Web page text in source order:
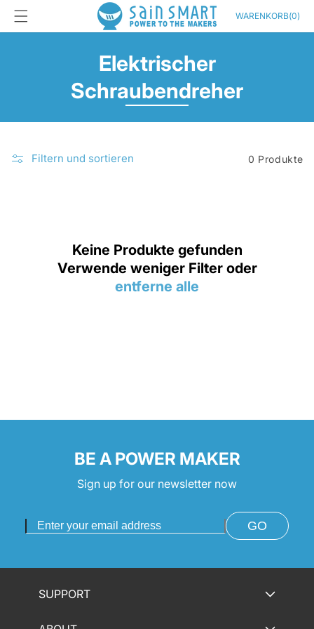
zum
WARENKORB(0)
Warenkorb
K
a
t
i
e
Elektrischer
Schraubendreher
Filtern und sortieren 0 Produkte
Keine Produkte gefunden
Verwende weniger Filter oder
entferne alle
BE A POWER MAKER
Sign up for our newsletter now
GO
SUPPORT